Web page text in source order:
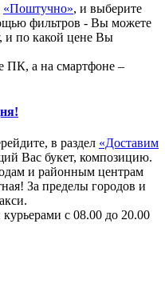
«Поштучно», и выберите
фильтров - Вы можете
и по какой цене Вы
ПК, а на смартфоне –
в раздел «Доставим
Вас букет, композицию.
и районным центрам
За пределы городов и
с 08.00 до 20.00